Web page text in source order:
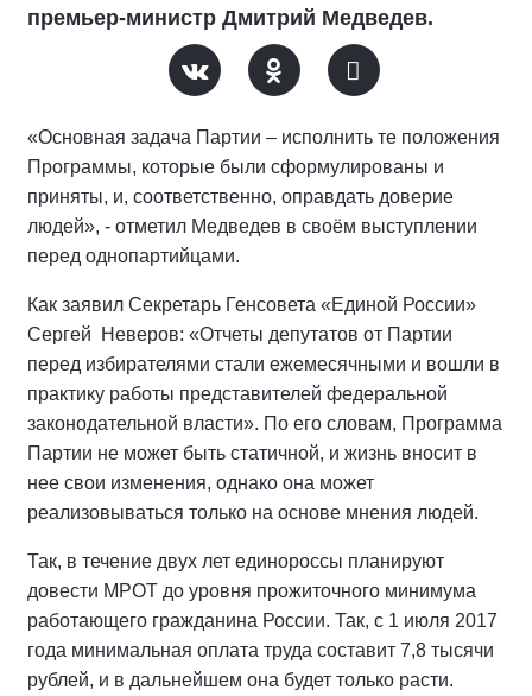
премьер-министр Дмитрий Медведев.
«Основная задача Партии – исполнить те положения
Программы, которые были сформулированы и
приняты, и, соответственно, оправдать доверие
людей», - отметил Медведев в своём выступлении
перед однопартийцами.
Как заявил Секретарь Генсовета «Единой России»
Сергей Неверов: «Отчеты депутатов от Партии
перед избирателями стали ежемесячными и вошли в
практику работы представителей федеральной
законодательной власти». По его словам, Программа
Партии не может быть статичной, и жизнь вносит в
нее свои изменения, однако она может
реализовываться только на основе мнения людей.
Так, в течение двух лет единороссы планируют
довести МРОТ до уровня прожиточного минимума
работающего гражданина России. Так, с 1 июля 2017
года минимальная оплата труда составит 7,8 тысячи
рублей, и в дальнейшем она будет только расти.